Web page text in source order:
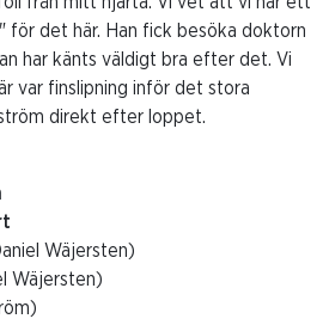
för det här. Han fick besöka doktorn
har känts väldigt bra efter det. Vi
var finslipning inför det stora
direkt efter loppet.
Wäjersten)
Wäjersten)